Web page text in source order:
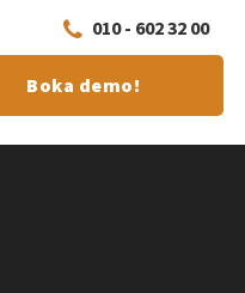
Boka demo!
010 - 602 32 00